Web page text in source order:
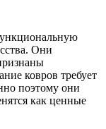
Они
ковров требует
поэтому они
как ценные